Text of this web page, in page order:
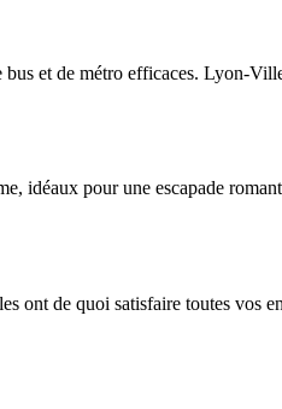
et de métro efficaces. Lyon-
idéaux pour une escapade
ont de quoi satisfaire toutes vos